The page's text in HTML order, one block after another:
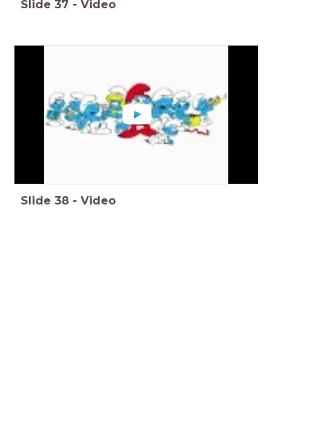
Slide 37 - Video
Slide 38 - Video